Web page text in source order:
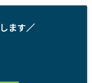
ます／